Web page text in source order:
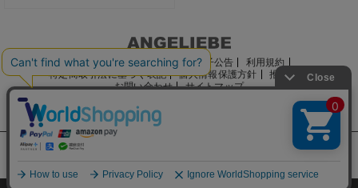
ご利用ガイド 会社概要 電子公告
利用規約
特定商取引法に基づく表記
個人情報保護方針
推奨環境
お問い合わせ
サイトマップ
サイト内の文章、画像などの著作物はマルコ株式会社に属します。